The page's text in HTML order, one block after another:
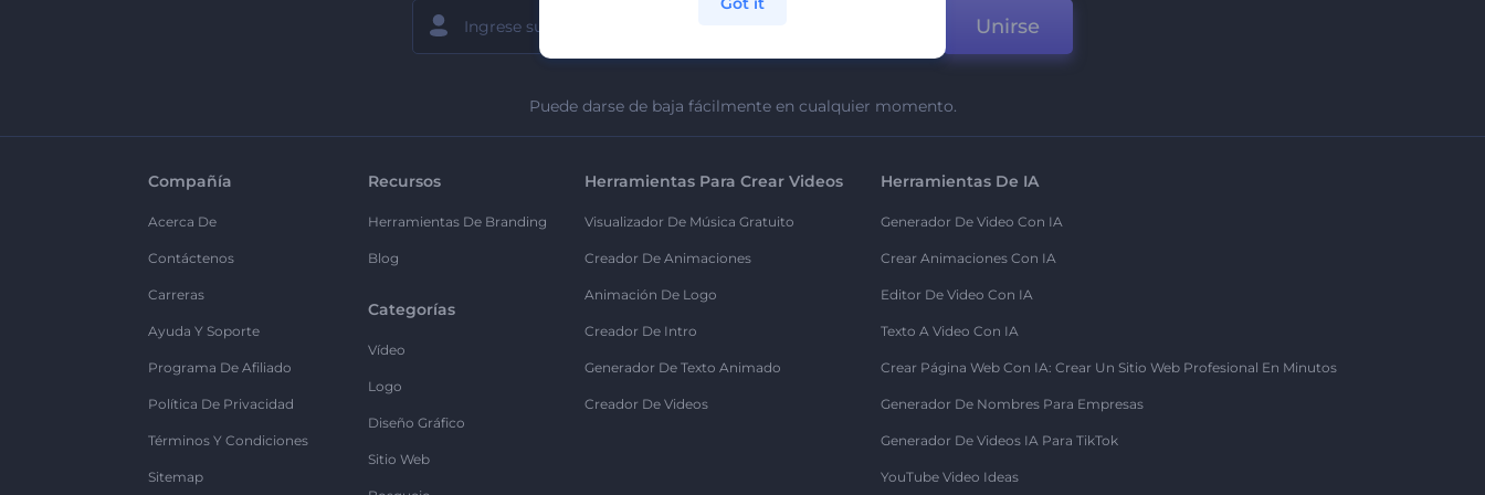
Unirse
Puede darse de baja fácilmente en cualquier momento.
Compañía
Acerca De
Contáctenos
Carreras
Ayuda Y Soporte
Programa De Afiliado
Política De Privacidad
Términos Y Condiciones
Sitemap
Recursos
Herramientas De Branding
Blog
Categorías
Vídeo
Logo
Diseño Gráfico
Sitio Web
Herramientas Para Crear Videos
Visualizador De Música Gratuito
Creador De Animaciones
Animación De Logo
Creador De Intro
Generador De Texto Animado
Creador De Videos
Herramientas De IA
Generador De Video Con IA
Crear Animaciones Con IA
Editor De Video Con IA
Texto A Video Con IA
Crear Página Web Con IA: Crear Un Sitio Web Profesional En Minutos
Generador De Nombres Para Empresas
Generador De Videos IA Para TikTok
YouTube Video Ideas